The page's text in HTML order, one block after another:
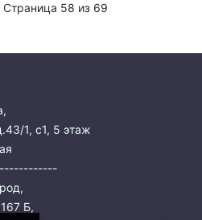
Страница 58 из 69
1, с1, 5 этаж
Б,